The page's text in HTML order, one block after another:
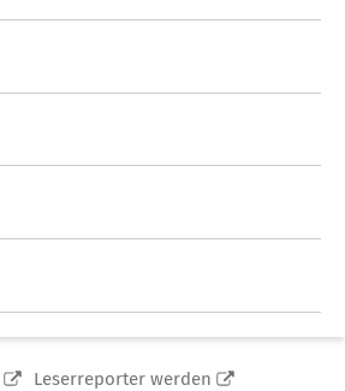
Leserreporter werden